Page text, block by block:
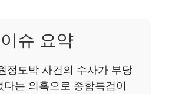
슈 요약
정도박 사건의 수사가 부당
다는 의혹으로 종합특검이